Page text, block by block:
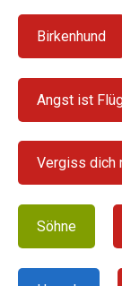
Birkenhund
Angst ist
Vergiss dich
Söhne